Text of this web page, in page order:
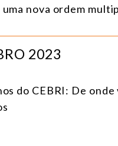
nova ordem
2023
do CEBRI: De onde